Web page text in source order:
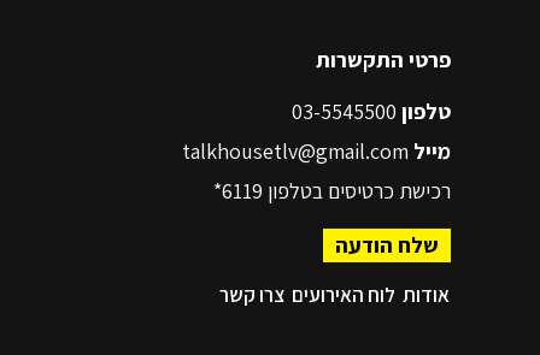
פרטי התקשרות
טלפון
מייל talkhousetlv@gmail.com
רכישת כרטיסים בטלפון 6119*
שלח הודעה
אודות לוח האירועים צרו קשר